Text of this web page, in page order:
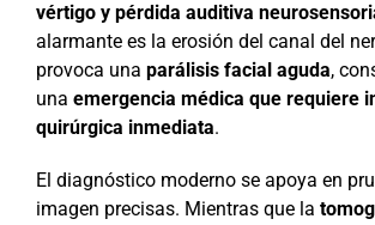
vértigo y pérdida auditiva
alarmante es la erosión del canal del
provoca una parálisis facial aguda,
una emergencia médica que requiere
quirúrgica inmediata.
El diagnóstico moderno se apoya en
imagen precisas. Mientras que la